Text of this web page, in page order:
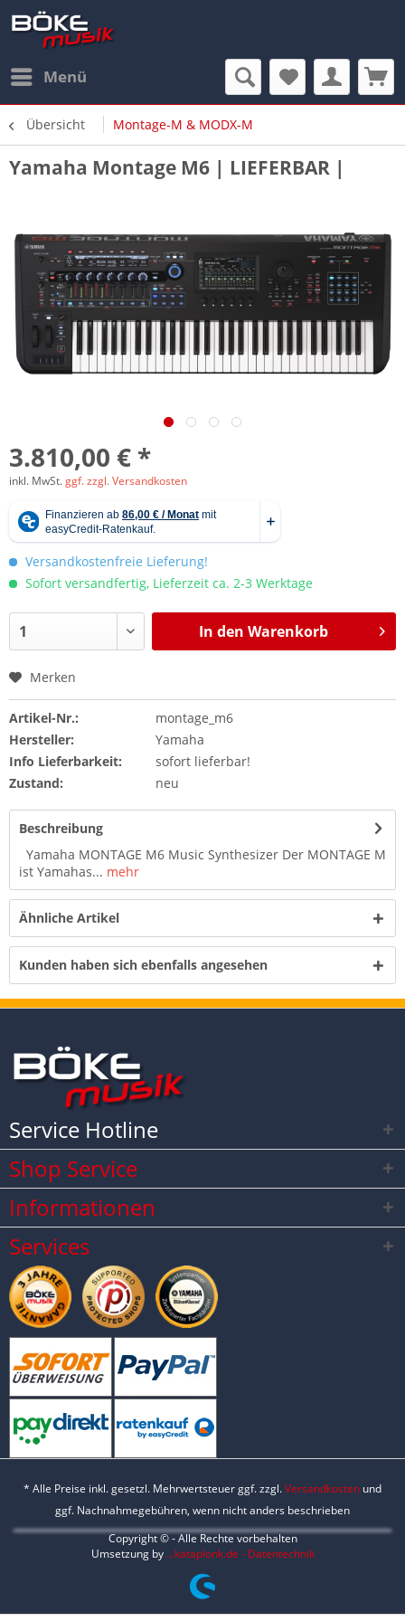
Menü
Übersicht Montage-M & MODX-M
Yamaha Montage M6 | LIEFERBAR |
3.810,00 € *
inkl. MwSt.ggf. zzgl. Versandkosten
Versandkostenfreie Lieferung!
Sofort versandfertig, Lieferzeit ca. 2-3 Werktage
In den Warenkorb
Merken
Artikel-Nr.:
montage_m6
Hersteller:
Yamaha
Info Lieferbarkeit:
sofort lieferbar!
Zustand:
neu
Beschreibung
Yamaha MONTAGE M6 Music Synthesizer Der MONTAGE M
ist Yamahas... mehr
Ähnliche Artikel
Kunden haben sich ebenfalls angesehen
Service Hotline
Shop Service
Informationen
Services
* Alle Preise inkl. gesetzl. Mehrwertsteuer ggf. zzgl.Versandkosten und
ggf. Nachnahmegebühren, wenn nicht anders beschrieben
Copyright © - Alle Rechte vorbehalten
Umsetzung by ...kataplonk.de - Datentechnik